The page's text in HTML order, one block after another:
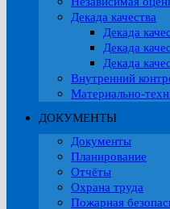
Декада качества
Декада
Декада
Декада
Внутренний
Материально-
ДОКУМЕНТЫ
Документы
Планирование
Отчёты
Охрана труда
Пожарная